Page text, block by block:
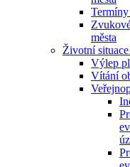
Termíny
města
Životní
Výlep
Vítání